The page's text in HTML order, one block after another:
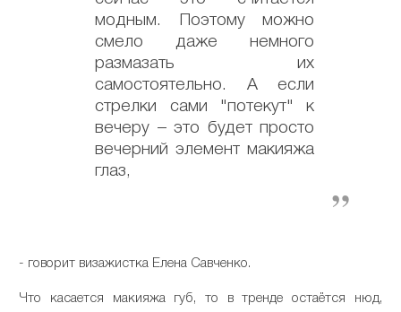
модным. Поэтому можно
смело даже немного
размазать их
самостоятельно. А если
стрелки сами "потекут" к
вечеру – это будет просто
вечерний элемент макияжа
глаз,
- говорит визажистка Елена Савченко.
Что касается макияжа губ, то в тренде остаётся нюд,